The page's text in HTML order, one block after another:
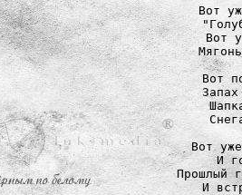
Вот
Вот
Вот
Вот
И
Прошлый
И